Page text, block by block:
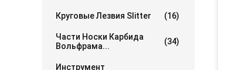
Круговые Лезвия Slitter (16)
Части Носки Карбида
Вольфрама...
(34)
Инструмент